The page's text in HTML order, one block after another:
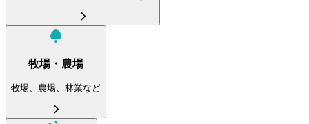
牧場・農場
牧場、農場、林業など